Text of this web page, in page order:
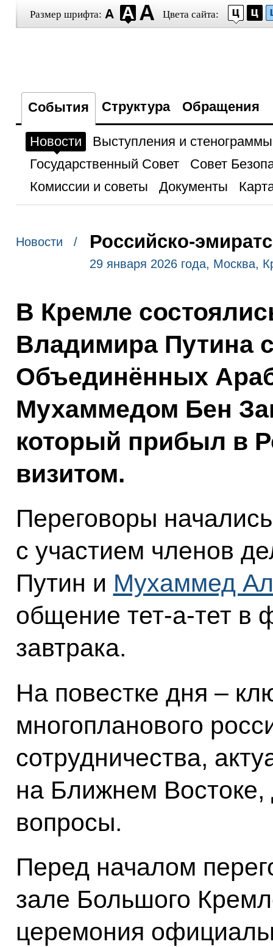
Размер шрифта: Цвета сайта:
События Структура Обращения
Новости
Выступления и стенограммы
Государственный Совет
Совет
Комиссии и советы
Документы
Новости / Российско-
29 января 2026 года, Москва,
В Кремле
Владимира Путина
Объединённых
Мухаммедом Бен
который прибыл в
визитом.
Переговоры
с участием членов
Путин и Мухаммед
общение тет-а-тет в
завтрака.
На повестке дня –
многопланового
сотрудничества,
на Ближнем
вопросы.
Перед началом
зале Большого
церемония